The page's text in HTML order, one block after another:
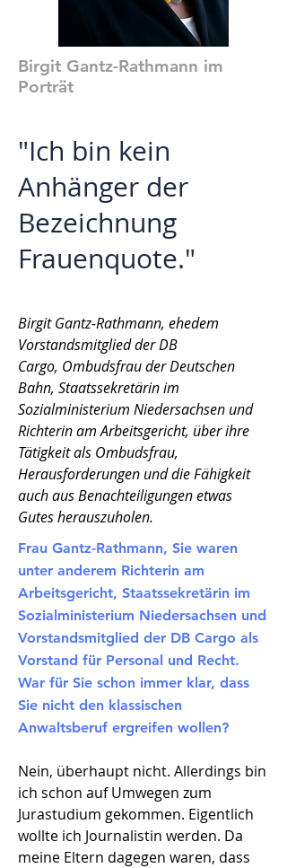
Birgit Gantz-Rathmann im
Porträt
"Ich bin kein
Anhänger der
Bezeichnung
Frauenquote."
Birgit Gantz-Rathmann, ehedem
Vorstandsmitglied der DB
Cargo, Ombudsfrau der Deutschen
Bahn, Staatssekretärin im
Sozialministerium Niedersachsen und
Richterin am Arbeitsgericht, über ihre
Tätigkeit als Ombudsfrau,
Herausforderungen und die Fähigkeit
auch aus Benachteiligungen etwas
Gutes herauszuholen.
Frau Gantz-Rathmann, Sie waren
unter anderem Richterin am
Arbeitsgericht, Staatssekretärin im
Sozialministerium Niedersachsen und
Vorstandsmitglied der DB Cargo als
Vorstand für Personal und Recht.
War für Sie schon immer klar, dass
Sie nicht den klassischen
Anwaltsberuf ergreifen wollen?
Nein, überhaupt nicht. Allerdings bin
ich schon auf Umwegen zum
Jurastudium gekommen. Eigentlich
wollte ich Journalistin werden. Da
meine Eltern dagegen waren, dass